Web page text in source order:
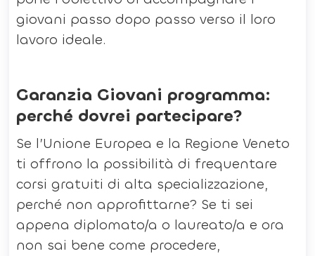
giovani passo dopo passo verso il loro
lavoro ideale.
Garanzia Giovani programma:
perché dovrei partecipare?
Se l’Unione Europea e la Regione Veneto
ti offrono la possibilità di frequentare
corsi gratuiti di alta specializzazione,
perché non approfittarne? Se ti sei
appena diplomato/a o laureato/a e ora
non sai bene come procedere,